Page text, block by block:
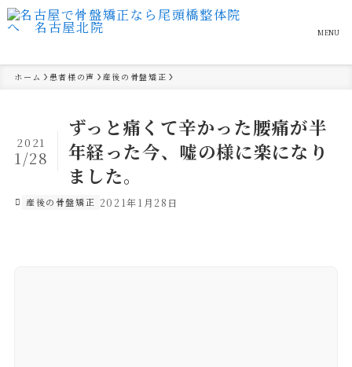
MENU
ホーム 患者様の声 産後の骨盤矯正
ずっと痛くて辛かった腰痛が半
年経った今、嘘の様に楽になり
ました。
2021
1/28
産後の骨盤矯正 2021年1月28日